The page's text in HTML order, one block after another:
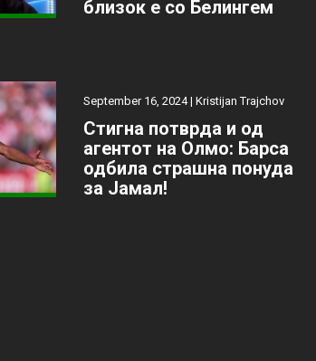
близок е со Белингем
September 16, 2024 | Kristijan Trajchov
Стигна потврда и од
агентот на Олмо: Барса
одбила страшна понуда
за Јамал!